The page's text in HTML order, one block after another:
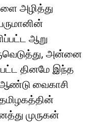
அழித்து
ஆறு
அன்னை
தினமே இந்த
வைகாசி
முருகன்